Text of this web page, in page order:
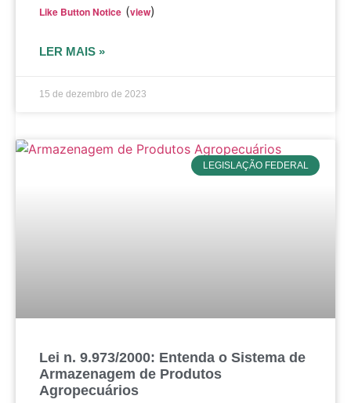
Like Button Notice (view)
LER MAIS »
15 de dezembro de 2023
LEGISLAÇÃO FEDERAL
Lei n. 9.973/2000: Entenda o Sistema de
Armazenagem de Produtos
Agropecuários